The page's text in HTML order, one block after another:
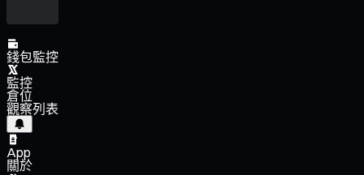
錢包監控
監控
倉位
觀察列表
App
關於